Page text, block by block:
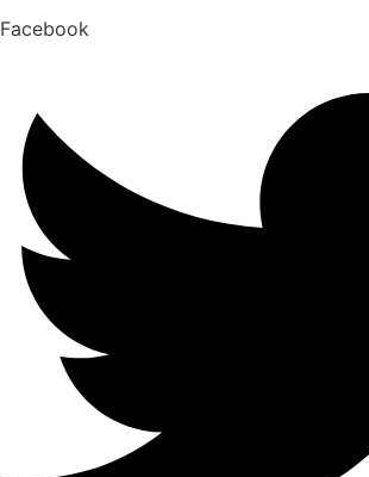
Facebook